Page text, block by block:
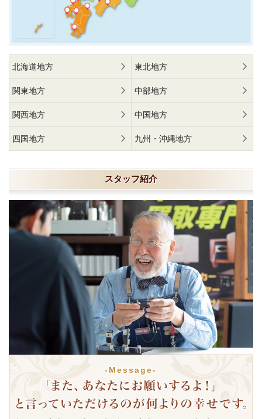
北海道地方 東北地方
関東地方 中部地方
関西地方 中国地方
四国地方 九州・沖縄地方
スタッフ紹介
-Message-